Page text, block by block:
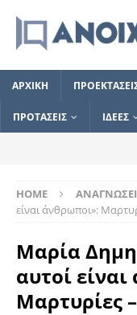
ΑΡΧΙΚΗ
ΠΡΟΤΑΣΕΙΣ ΙΔΕΕΣ
HOME
είναι άνθρωποι»:
Μαρία
αυτοί
Μαρτυρίες